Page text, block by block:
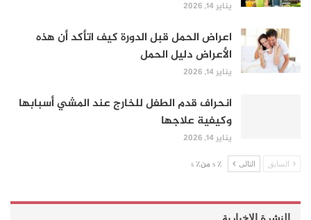
يناير 14, 2026
اعراض الحمل قبل الدورة كيف اتأكد أن هذه
الأعراض دليل الحمل
يناير 14, 2026
انحراف قدم الطفل للخارج عند المشي أسبابها
وكيفية علاجها
يناير 14, 2026
السابق التالى ٪ s من٪ s